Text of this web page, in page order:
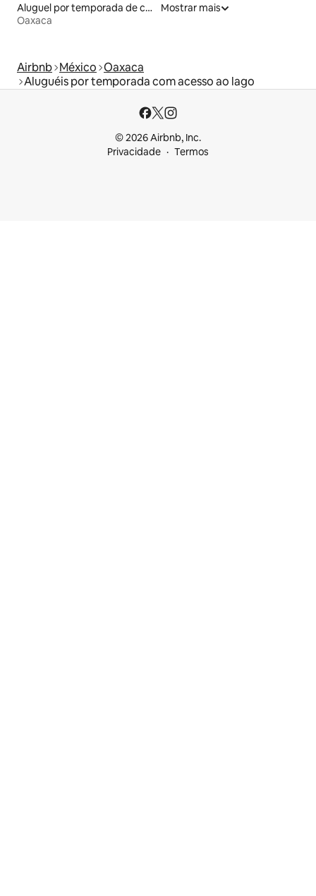
Aluguel por temporada de casas arredondadas
Oaxaca
Mostrar mais
Airbnb México Oaxaca
Aluguéis por temporada com acesso ao lago
© 2026 Airbnb, Inc.
Privacidade
Termos